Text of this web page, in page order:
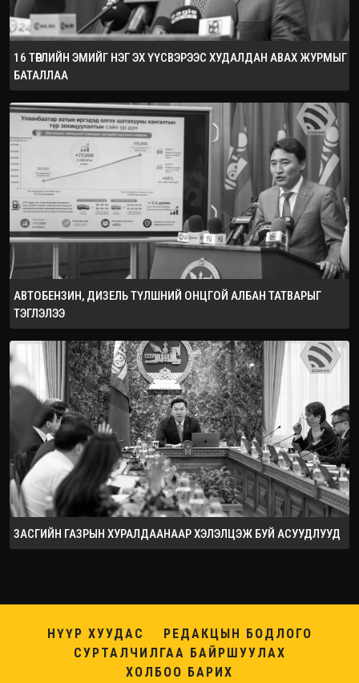
16 ТӨРЛИЙН ЭМИЙГ НЭГ ЭХ ҮҮСВЭРЭЭС ХУДАЛДАН АВАХ ЖУРМЫГ
БАТАЛЛАА
АВТОБЕНЗИН, ДИЗЕЛЬ ТҮЛШНИЙ ОНЦГОЙ АЛБАН ТАТВАРЫГ
ТЭГЛЭЛЭЭ
ЗАСГИЙН ГАЗРЫН ХУРАЛДААНААР ХЭЛЭЛЦЭЖ БУЙ АСУУДЛУУД
НҮҮР ХУУДАС
РЕДАКЦЫН БОДЛОГО
СУРТАЛЧИЛГАА БАЙРШУУЛАХ
ХОЛБОО БАРИХ